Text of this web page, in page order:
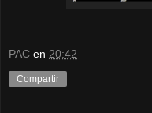
PAC en 20:42
Compartir